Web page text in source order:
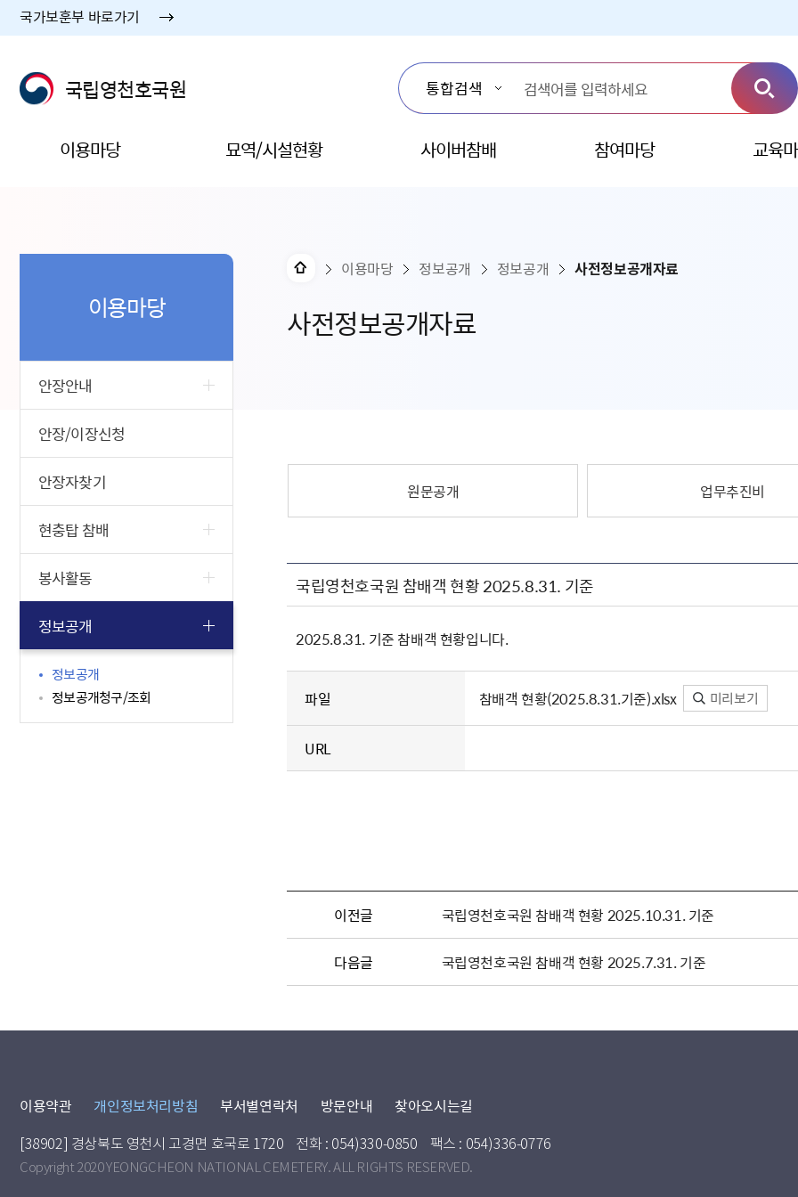
국가보훈부 바로가기
국립영천호국원
이용마당 묘역/시설현황 사이버참배 참여마당 교육
사전정보공개자료
이용마당 정보공개 정보공개 사전정보공개자료
이용마당
안장안내
안장/이장신청
안장자찾기
현충탑 참배
봉사활동
정보공개
정보공개
정보공개청구/조회
원문공개 업무추진비
국립영천호국원 참배객 현황 2025.8.31. 기준
2025.8.31. 기준 참배객 현황입니다.
파일 참배객 현황(2025.8.31.기준).xlsx 미리보기
URL
이전글 국립영천호국원 참배객 현황 2025.10.31. 기준
다음글 국립영천호국원 참배객 현황 2025.7.31. 기준
이용약관 개인정보처리방침 부서별연락처 방문안내 찾아오시는길
[38902] 경상북도 영천시 고경면 호국로 1720 전화 : 054)330-0850
팩스 : 054)336-0776
Copyright 2020 YEONGCHEON NATIONAL CEMETERY. ALL RIGHTS RESERVED.